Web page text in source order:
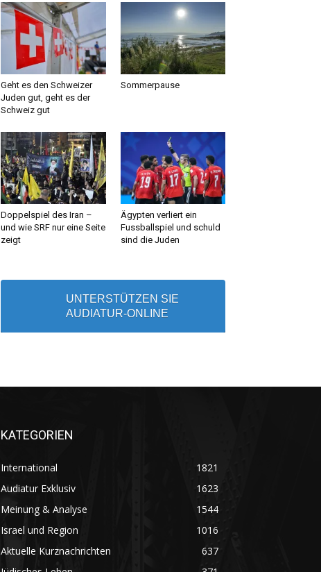
Geht es den Schweizer
Juden gut, geht es der
Schweiz gut
Sommerpause
Doppelspiel des Iran –
und wie SRF nur eine Seite
zeigt
Ägypten verliert ein
Fussballspiel und schuld
sind die Juden
UNTERSTÜTZEN SIE
AUDIATUR-ONLINE
KATEGORIEN
International
1821
Audiatur Exklusiv
1623
Meinung & Analyse
1544
Israel und Region
1016
Aktuelle Kurznachrichten
637